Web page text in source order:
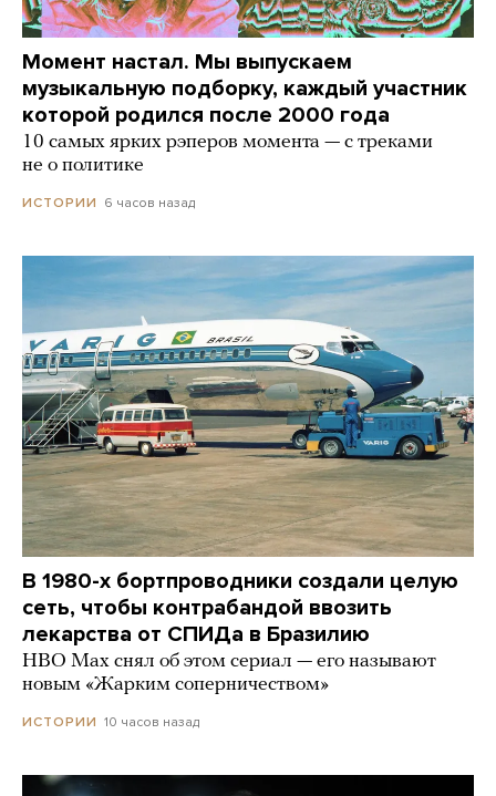
Момент настал. Мы выпускаем
музыкальную подборку, каждый участник
которой родился после 2000 года
10 самых ярких рэперов момента — с треками
не о политике
ИСТОРИИ 6 часов назад
В 1980-х бортпроводники создали целую
сеть, чтобы контрабандой ввозить
лекарства от СПИДа в Бразилию
HBO Max снял об этом сериал — его называют
новым «Жарким соперничеством»
ИСТОРИИ 10 часов назад